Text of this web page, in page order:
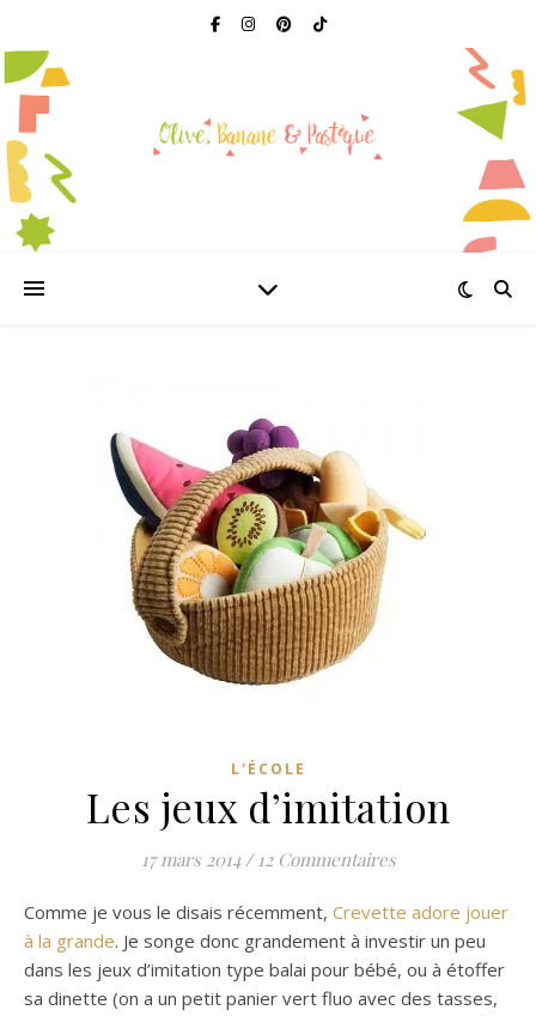
L'ÉCOLE
Les jeux d’imitation
17 mars 2014 / 12 Commentaires
Comme je vous le disais récemment, Crevette adore jouer
à la grande. Je songe donc grandement à investir un peu
dans les jeux d’imitation type balai pour bébé, ou à étoffer
sa dinette (on a un petit panier vert fluo avec des tasses,